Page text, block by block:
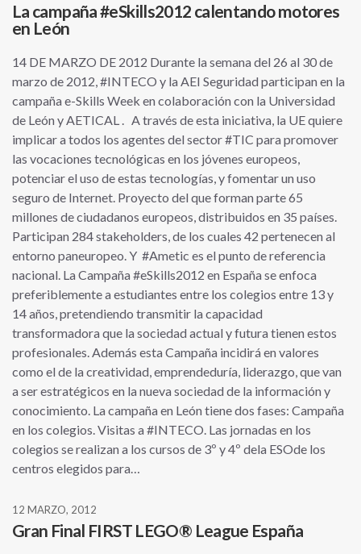
La campaña #eSkills2012 calentando motores
en León
14 DE MARZO DE 2012 Durante la semana del 26 al 30 de
marzo de 2012, #INTECO y la AEI Seguridad participan en la
campaña e-Skills Week en colaboración con la Universidad
de León y AETICAL . A través de esta iniciativa, la UE quiere
implicar a todos los agentes del sector #TIC para promover
las vocaciones tecnológicas en los jóvenes europeos,
potenciar el uso de estas tecnologías, y fomentar un uso
seguro de Internet. Proyecto del que forman parte 65
millones de ciudadanos europeos, distribuidos en 35 países.
Participan 284 stakeholders, de los cuales 42 pertenecen al
entorno paneuropeo. Y #Ametic es el punto de referencia
nacional. La Campaña #eSkills2012 en España se enfoca
preferiblemente a estudiantes entre los colegios entre 13 y
14 años, pretendiendo transmitir la capacidad
transformadora que la sociedad actual y futura tienen estos
profesionales. Además esta Campaña incidirá en valores
como el de la creatividad, emprendeduría, liderazgo, que van
a ser estratégicos en la nueva sociedad de la información y
conocimiento. La campaña en León tiene dos fases: Campaña
en los colegios. Visitas a #INTECO. Las jornadas en los
colegios se realizan a los cursos de 3º y 4º dela ESOde los
centros elegidos para…
12 MARZO, 2012
Gran Final FIRST LEGO® League España